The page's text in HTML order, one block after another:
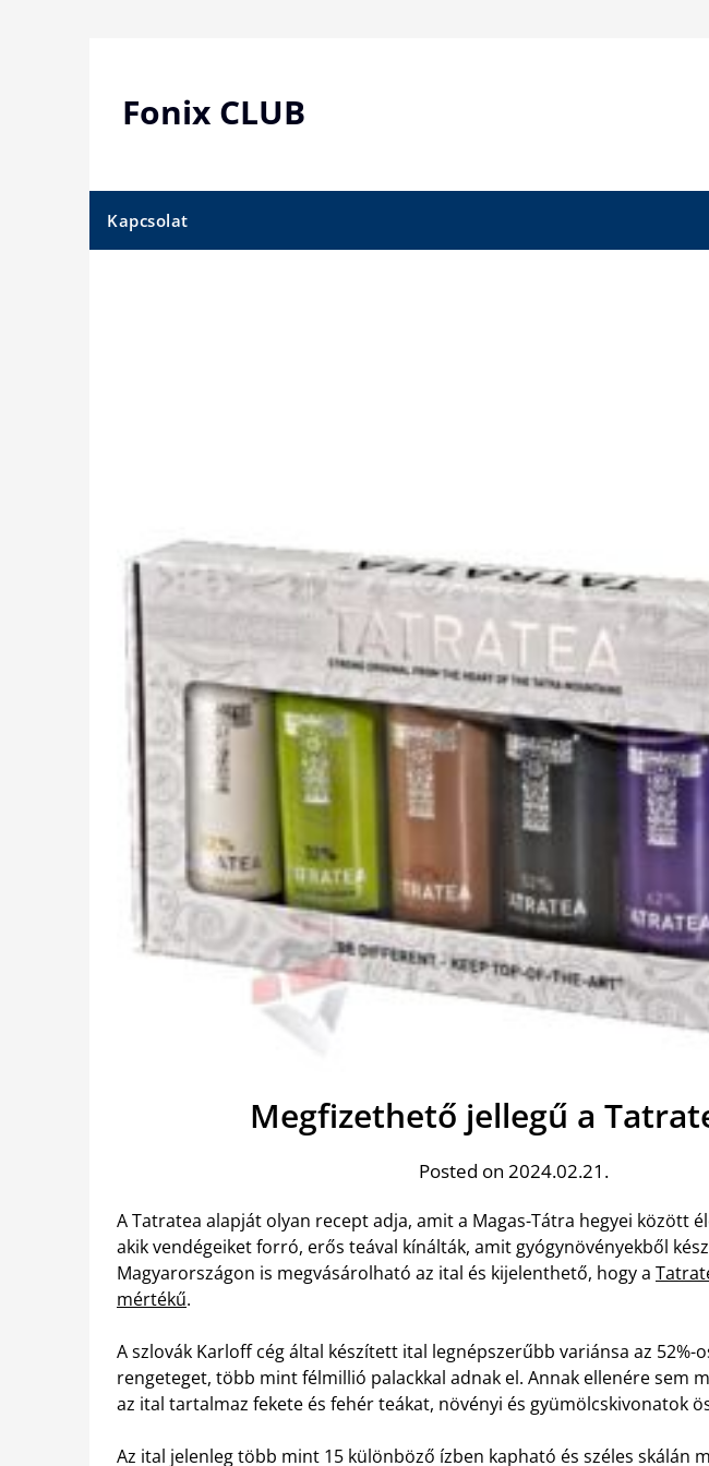
Fonix CLUB
Kapcsolat
Megfizethető jellegű a
Posted on 2024.02.21.
A Tatratea alapját olyan recept adja, amit a Magas-Tátra hegyei között
akik vendégeiket forró, erős teával kínálták, amit gyógynövényekből
Magyarországon is megvásárolható az ital és kijelenthető, hogy a
mértékű.
A szlovák Karloff cég által készített ital legnépszerűbb variánsa az 52%-
rengeteget, több mint félmillió palackkal adnak el. Annak ellenére sem
az ital tartalmaz fekete és fehér teákat, növényi és gyümölcskivonatok
Az ital jelenleg több mint 15 különböző ízben kapható és széles skálán